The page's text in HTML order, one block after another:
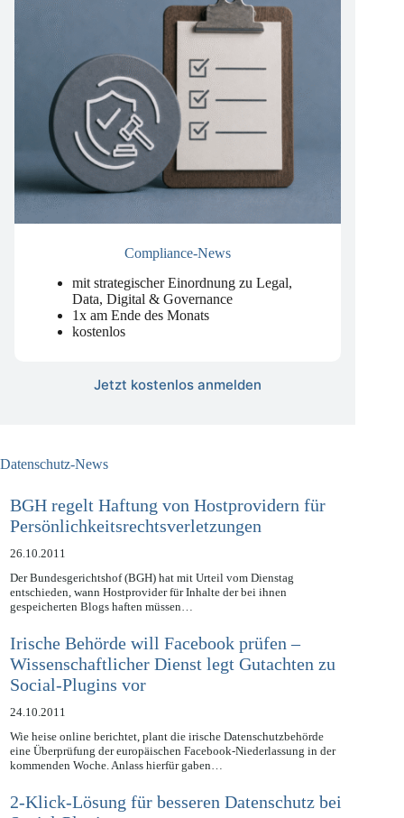
mit strategischer Einordnung zu Legal,
Data, Digital & Governance
1x am Ende des Monats
BGH regelt Haftung von Hostprovidern für
Persönlichkeitsrechtsverletzungen
26.10.2011
Der Bundesgerichtshof (BGH) hat mit Urteil vom Dienstag
entschieden, wann Hostprovider für Inhalte der bei ihnen
Irische Behörde will Facebook prüfen –
Wissenschaftlicher Dienst legt Gutachten zu
Social-Plugins vor
24.10.2011
Wie heise online berichtet, plant die irische Datenschutzbehörde
eine Überprüfung der europäischen Facebook-Niederlassung in der